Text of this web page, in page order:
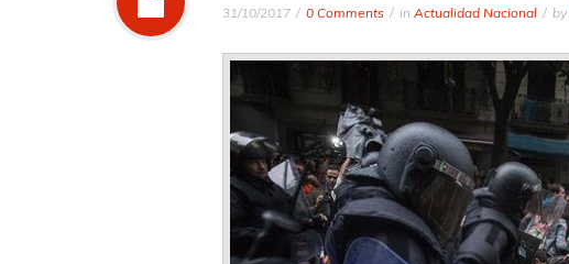
31/10/2017 0 Comments in Actualidad Nacional by